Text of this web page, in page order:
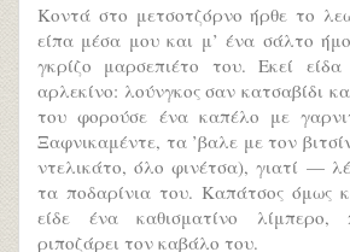
Κοντά στο μετσοτζόρνο ήρθε το
είπα μέσα μου και μ’ ένα σάλτο
γκρίζο μαρσεπιέτο του. Εκεί
αρλεκίνο: λούνγκος σαν κατσαβίδι
του φορούσε ένα καπέλο με
Ξαφνικαμέντε, τα ’βαλε με τον
ντελικάτο, όλο φινέτσα), γιατί —
τα ποδαρίνια του. Καπάτσος όμως
είδε ένα καθισματίνο
ριποζάρει τον καβάλο του.